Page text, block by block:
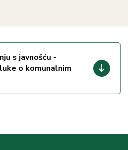
s javnošću -
o komunalnim